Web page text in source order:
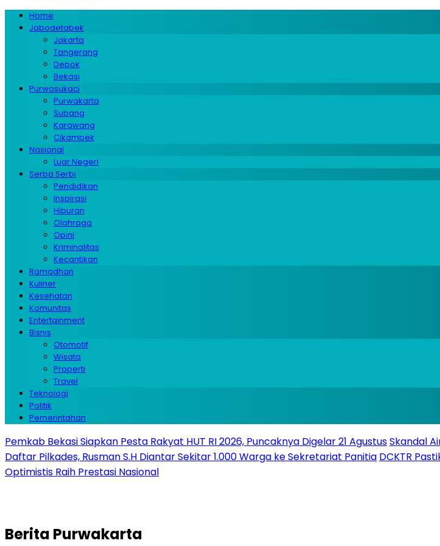
Home
Jabodetabek
Jakarta
Tangerang
Depok
Bekasi
Purwasukaci
Purwakarta
Subang
Karawang
Cikampek
Nasional
Luar Negeri
Serba Serbi
Pendidikan
Inspirasi
Hiburan
Olahraga
Opini
Kriminalitas
Kecantikan
Ramadhan
Kuliner
Kesehatan
Komunitas
Entertainment
Bisnis
Otomotif
Wisata
Properti
Travel
Teknologi
Politik
Pemerintahan
Pemkab Bekasi Siapkan Pesta Rakyat HUT RI 2026, Puncaknya Digelar 21 AgustusSkandal
Daftar Pilkades, Rusman S.H Diantar Sekitar 1.000 Warga ke Sekretariat Panitia DCKTR
Optimistis Raih Prestasi Nasional
Berita Purwakarta